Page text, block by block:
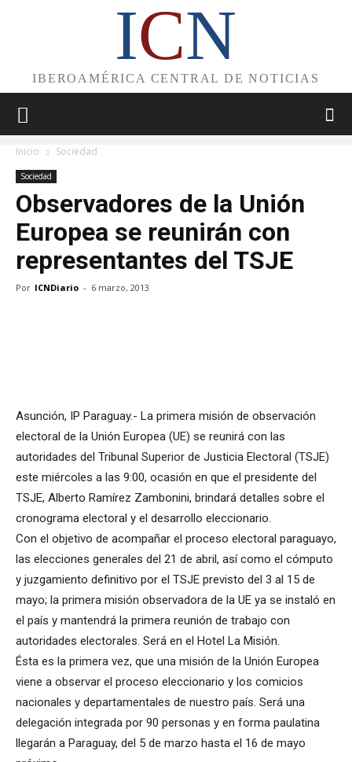
ICN
IBEROAMÉRICA CENTRAL DE NOTICIAS
Inicio Sociedad
Sociedad
Observadores de la Unión
Europea se reunirán con
representantes del TSJE
Por ICNDiario - 6 marzo, 2013
Asunción, IP Paraguay.- La primera misión de observación
electoral de la Unión Europea (UE) se reunirá con las
autoridades del Tribunal Superior de Justicia Electoral (TSJE)
este miércoles a las 9:00, ocasión en que el presidente del
TSJE, Alberto Ramírez Zambonini, brindará detalles sobre el
cronograma electoral y el desarrollo eleccionario.
Con el objetivo de acompañar el proceso electoral paraguayo,
las elecciones generales del 21 de abril, así como el cómputo
y juzgamiento definitivo por el TSJE previsto del 3 al 15 de
mayo; la primera misión observadora de la UE ya se instaló en
el país y mantendrá la primera reunión de trabajo con
autoridades electorales. Será en el Hotel La Misión.
Ésta es la primera vez, que una misión de la Unión Europea
viene a observar el proceso eleccionario y los comicios
nacionales y departamentales de nuestro país. Será una
delegación integrada por 90 personas y en forma paulatina
llegarán a Paraguay, del 5 de marzo hasta el 16 de mayo